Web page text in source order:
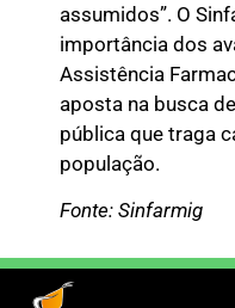
assumidos”. O
importância dos
Assistência
aposta na busca
pública que traga
população.
Fonte: Sinfarmig